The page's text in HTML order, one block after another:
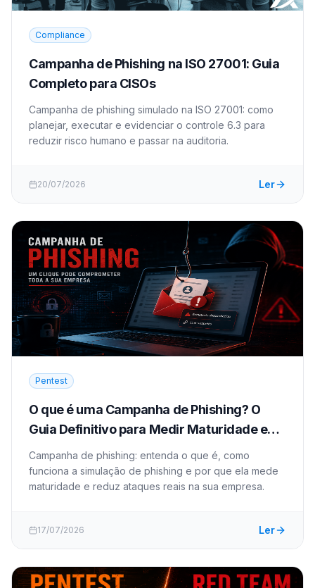
Compliance
Campanha de Phishing na ISO 27001: Guia
Completo para CISOs
Campanha de phishing simulado na ISO 27001: como
planejar, executar e evidenciar o controle 6.3 para
reduzir risco humano e passar na auditoria.
20/07/2026 Ler
Pentest
O que é uma Campanha de Phishing? O
Guia Definitivo para Medir Maturidade e
Reduzir Ataques
Campanha de phishing: entenda o que é, como
funciona a simulação de phishing e por que ela mede
maturidade e reduz ataques reais na sua empresa.
17/07/2026 Ler